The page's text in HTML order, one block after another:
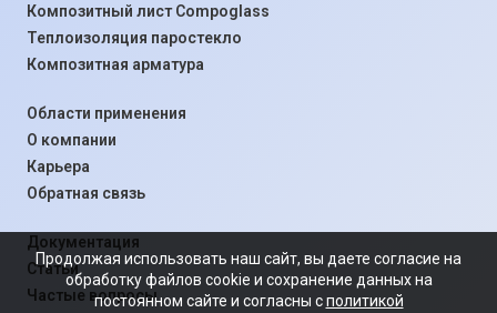
Композитный лист Compoglass
Теплоизоляция паростекло
Композитная арматура
Области применения
О компании
Карьера
Обратная связь
Документация
Статьи
Частые вопросы
Продолжая использовать наш сайт, вы даете согласие на
обработку файлов cookie и сохранение данных на
постоянном сайте и согласны сполитикой